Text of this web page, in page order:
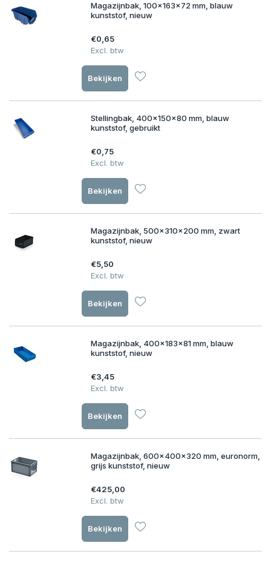
Magazijnbak, 100x163x72 mm, blauw
kunststof, nieuw
€0,65
Excl. btw
Bekijken
Stellingbak, 400x150x80 mm, blauw
kunststof, gebruikt
€0,75
Excl. btw
Bekijken
Magazijnbak, 500x310x200 mm, zwart
kunststof, nieuw
€5,50
Excl. btw
Bekijken
Magazijnbak, 400x183x81 mm, blauw
kunststof, nieuw
€3,45
Excl. btw
Bekijken
Magazijnbak, 600x400x320 mm, euronorm,
grijs kunststof, nieuw
€425,00
Excl. btw
Bekijken